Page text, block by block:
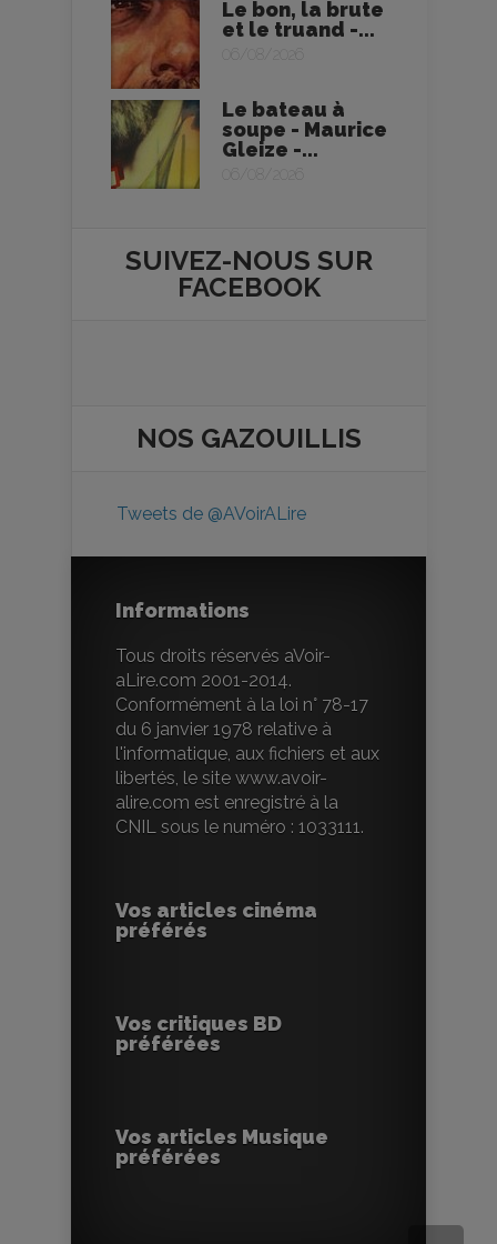
Le bon, la brute
et le truand -...
06/08/2026
Le bateau à
soupe - Maurice
Gleize -...
06/08/2026
SUIVEZ-NOUS SUR
FACEBOOK
NOS GAZOUILLIS
Tweets de @AVoirALire
Informations
Tous droits réservés aVoir-
aLire.com 2001-2014.
Conformément à la loi n° 78-17
du 6 janvier 1978 relative à
l'informatique, aux fichiers et aux
libertés, le site www.avoir-
alire.com est enregistré à la
CNIL sous le numéro : 1033111.
Vos articles cinéma
préférés
Vos critiques BD
préférées
Vos articles Musique
préférées